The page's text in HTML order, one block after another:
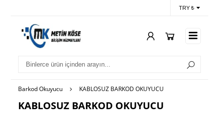
TRY ₺
Barkod Okuyucu KABLOSUZ BARKOD OKUYUCU
KABLOSUZ BARKOD OKUYUCU